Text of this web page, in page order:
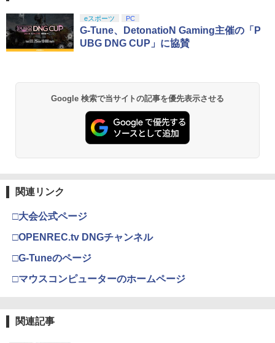
￥3,280
4
アニプレックス ブルーレイディスク
￥4,400
5
1
スプラトゥーン レイダース|オンライン
コード版
スプラトゥーン レイダース -Switch2
￥6,455
3
4
ニンテンドープリペイド番号 9000円|オ
ンラインコード版
1
PlayStation 5 デジタル・エディション
日本語専用 Console Language: Japan
ese only (CFI-2200B01)
プロダクトコード 封入
￥7,286
3
トローラー ミッドナイト ブラック(CFI-
1
【純正品】Xbox ワイヤレス コントロー
ラー + USB-C® ケーブル
Xbox プリペイドカード 5,000円 デジタ
ンラインコード]
￥5,000
3
4
B-C ケーブル
1
劇場版「鬼滅の刃」無限城編 第一章 猗
窩座再来 通常版 [Blu-ray]
劇場版「鬼滅の刃」無限城編 第一章 猗
窩座再来 通常版 [DVD]
￥3,523
3
4
『映画 ラブライブ！蓮ノ空女学院スクー
eスポーツ PC
G-Tune、DetonatioN Gaming主催の「P
UBG DNG CUP」に協賛
Google 検索で当サイトの記事を優先表示させる
関連リンク
□大会公式ページ
□OPENREC.tv DNGチャンネル
□G-Tuneのページ
□マウスコンピューターのホームページ
関連記事